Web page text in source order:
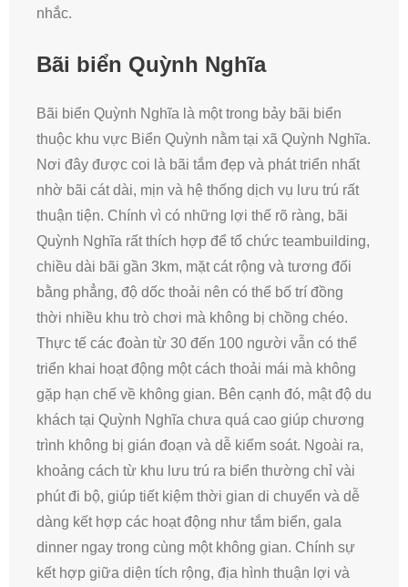
nhắc.
Bãi biển Quỳnh Nghĩa
Bãi biển Quỳnh Nghĩa là một trong bảy bãi biển
thuộc khu vực Biển Quỳnh nằm tại xã Quỳnh Nghĩa.
Nơi đây được coi là bãi tắm đẹp và phát triển nhất
nhờ bãi cát dài, mịn và hệ thống dịch vụ lưu trú rất
thuận tiện. Chính vì có những lợi thế rõ ràng, bãi
Quỳnh Nghĩa rất thích hợp để tổ chức teambuilding,
chiều dài bãi gần 3km, mặt cát rộng và tương đối
bằng phẳng, độ dốc thoải nên có thể bố trí đồng
thời nhiều khu trò chơi mà không bị chồng chéo.
Thực tế các đoàn từ 30 đến 100 người vẫn có thể
triển khai hoạt động một cách thoải mái mà không
gặp hạn chế về không gian. Bên cạnh đó, mật độ du
khách tại Quỳnh Nghĩa chưa quá cao giúp chương
trình không bị gián đoạn và dễ kiểm soát. Ngoài ra,
khoảng cách từ khu lưu trú ra biển thường chỉ vài
phút đi bộ, giúp tiết kiệm thời gian di chuyển và dễ
dàng kết hợp các hoạt động như tắm biển, gala
dinner ngay trong cùng một không gian. Chính sự
kết hợp giữa diện tích rộng, địa hình thuận lợi và